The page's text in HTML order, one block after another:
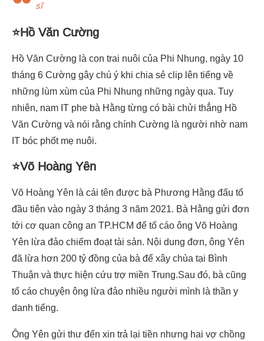
sĩ
⭐Hồ Văn Cường
Hồ Văn Cường là con trai nuôi của Phi Nhung, ngày 10
tháng 6 Cường gây chú ý khi chia sẻ clip lên tiếng về
những lùm xùm của Phi Nhung những ngày qua. Tuy
nhiên, nam IT phe bà Hằng từng có bài chửi thẳng Hồ
Văn Cường và nói rằng chính Cường là người nhờ nam
IT bóc phốt mẹ nuôi.
⭐Võ Hoàng Yên
Võ Hoàng Yên là cái tên được bà Phương Hằng đấu tố
đầu tiên vào ngày 3 tháng 3 năm 2021. Bà Hằng gửi đơn
tới cơ quan công an TP.HCM để tố cáo ông Võ Hoàng
Yên lừa đảo chiếm đoạt tài sản. Nội dung đơn, ông Yên
đã lừa hơn 200 tỷ đồng của bà để xây chùa tại Bình
Thuận và thực hiện cứu trợ miền Trung.Sau đó, bà cũng
tố cáo chuyện ông lừa đảo nhiều người mình là thần y
danh tiếng.
Ông Yên gửi thư đến xin trả lại tiền nhưng hai vợ chồng